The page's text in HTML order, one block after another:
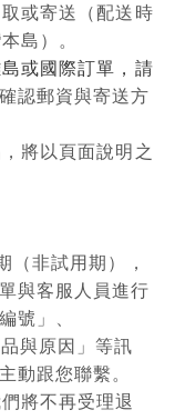
或寄送（配送時
島）。
或國際訂單，請
認郵資與寄送方
將以頁面說明之
（非試用期），
與客服人員進行
號」、
與原因」等訊
動跟您聯繫。
將不再受理退